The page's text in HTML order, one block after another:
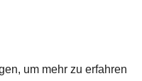
um mehr zu erfahren